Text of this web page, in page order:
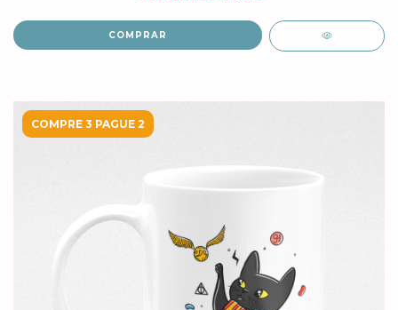
COMPRAR
COMPRE 3 PAGUE 2